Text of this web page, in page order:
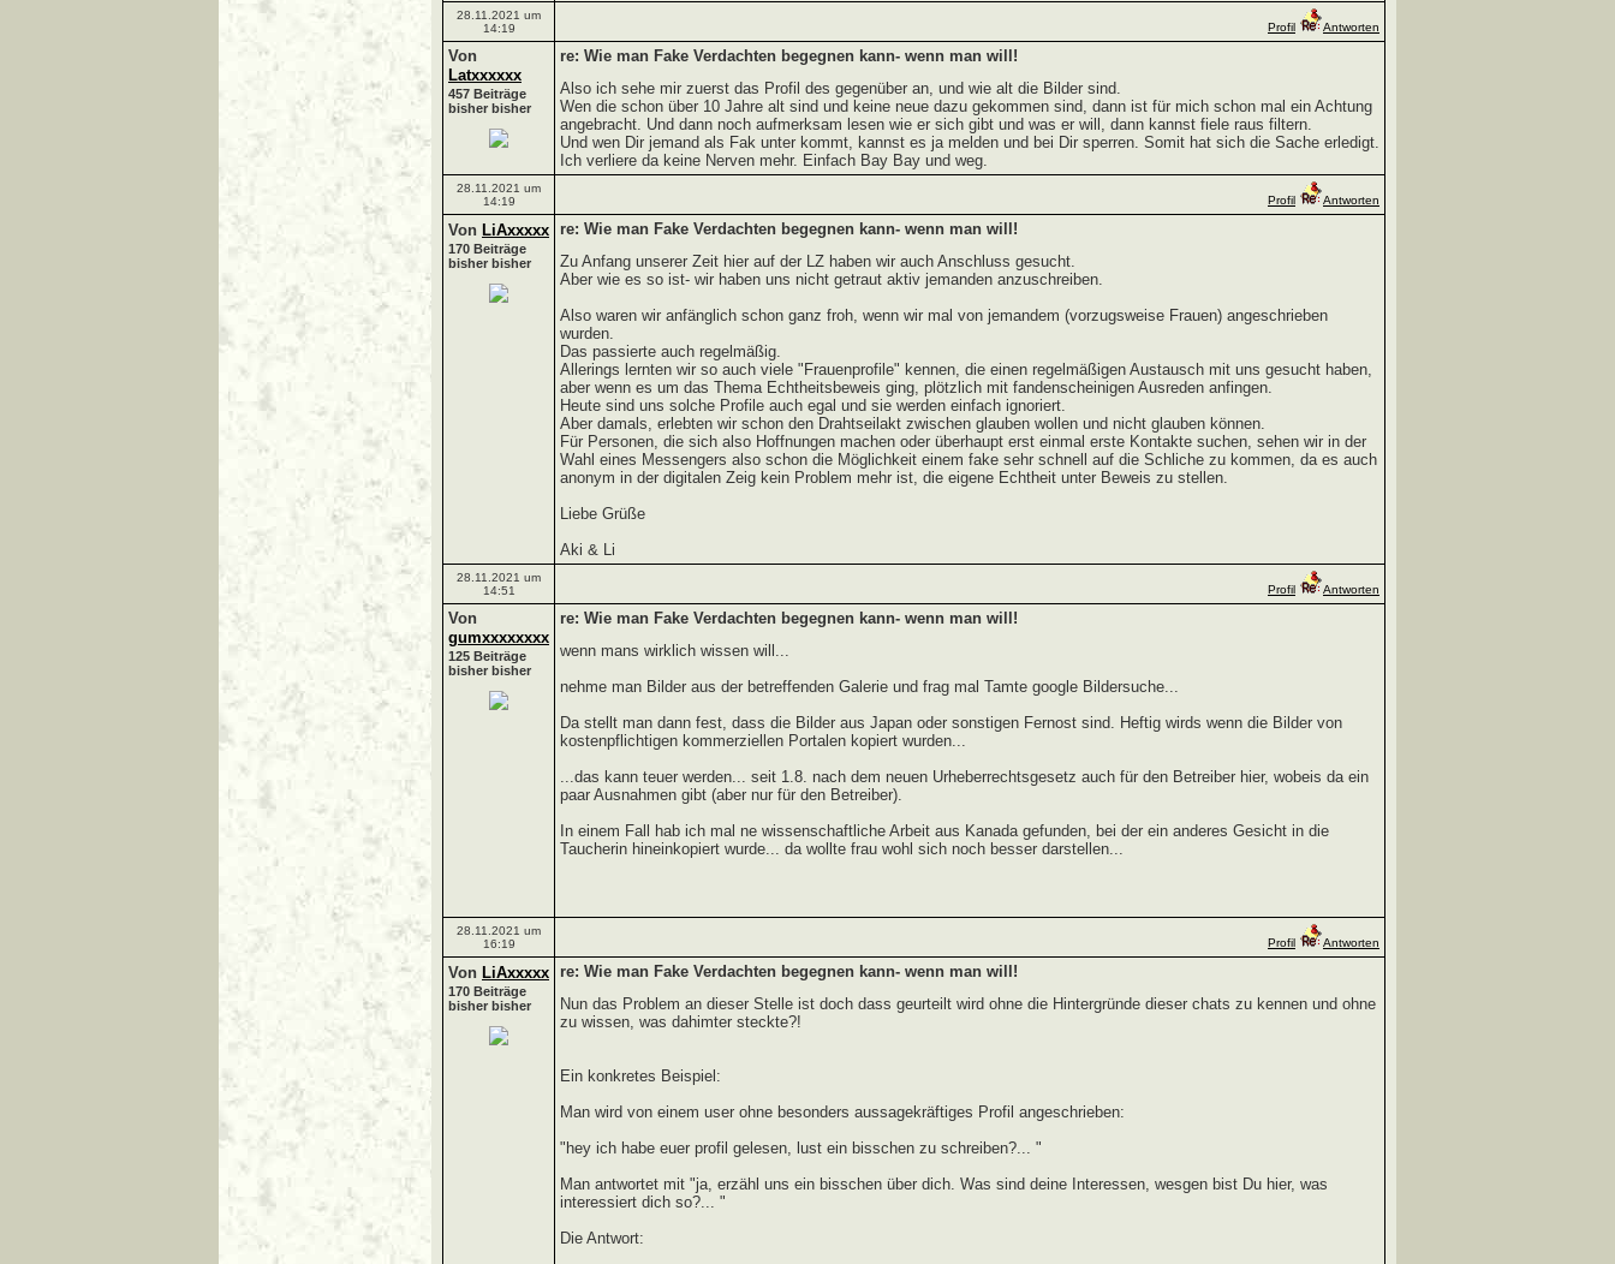
28.11.2021 um
14:19
Profil Antworten
Von
Latxxxxxx
457 Beiträge
bisher bisher
re: Wie man Fake Verdachten begegnen kann- wenn man will!
Also ich sehe mir zuerst das Profil des gegenüber an, und wie alt die Bilder sind.
Wen die schon über 10 Jahre alt sind und keine neue dazu gekommen sind, dann ist für mich schon mal ein Achtung
angebracht. Und dann noch aufmerksam lesen wie er sich gibt und was er will, dann kannst fiele raus filtern.
Und wen Dir jemand als Fak unter kommt, kannst es ja melden und bei Dir sperren. Somit hat sich die Sache erledigt.
Ich verliere da keine Nerven mehr. Einfach Bay Bay und weg.
28.11.2021 um
14:19
Profil Antworten
Von LiAxxxxx
170 Beiträge
bisher bisher
re: Wie man Fake Verdachten begegnen kann- wenn man will!
Zu Anfang unserer Zeit hier auf der LZ haben wir auch Anschluss gesucht.
Aber wie es so ist- wir haben uns nicht getraut aktiv jemanden anzuschreiben.
Also waren wir anfänglich schon ganz froh, wenn wir mal von jemandem (vorzugsweise Frauen) angeschrieben
wurden.
Das passierte auch regelmäßig.
Allerings lernten wir so auch viele "Frauenprofile" kennen, die einen regelmäßigen Austausch mit uns gesucht haben,
aber wenn es um das Thema Echtheitsbeweis ging, plötzlich mit fandenscheinigen Ausreden anfingen.
Heute sind uns solche Profile auch egal und sie werden einfach ignoriert.
Aber damals, erlebten wir schon den Drahtseilakt zwischen glauben wollen und nicht glauben können.
Für Personen, die sich also Hoffnungen machen oder überhaupt erst einmal erste Kontakte suchen, sehen wir in der
Wahl eines Messengers also schon die Möglichkeit einem fake sehr schnell auf die Schliche zu kommen, da es auch
anonym in der digitalen Zeig kein Problem mehr ist, die eigene Echtheit unter Beweis zu stellen.
Liebe Grüße
Aki & Li
28.11.2021 um
14:51
Profil Antworten
Von
gumxxxxxxxx
125 Beiträge
bisher bisher
re: Wie man Fake Verdachten begegnen kann- wenn man will!
wenn mans wirklich wissen will...
nehme man Bilder aus der betreffenden Galerie und frag mal Tamte google Bildersuche...
Da stellt man dann fest, dass die Bilder aus Japan oder sonstigen Fernost sind. Heftig wirds wenn die Bilder von
kostenpflichtigen kommerziellen Portalen kopiert wurden...
...das kann teuer werden... seit 1.8. nach dem neuen Urheberrechtsgesetz auch für den Betreiber hier, wobeis da ein
paar Ausnahmen gibt (aber nur für den Betreiber).
In einem Fall hab ich mal ne wissenschaftliche Arbeit aus Kanada gefunden, bei der ein anderes Gesicht in die
Taucherin hineinkopiert wurde... da wollte frau wohl sich noch besser darstellen...
28.11.2021 um
16:19
Profil Antworten
Von LiAxxxxx
170 Beiträge
bisher bisher
re: Wie man Fake Verdachten begegnen kann- wenn man will!
Nun das Problem an dieser Stelle ist doch dass geurteilt wird ohne die Hintergründe dieser chats zu kennen und ohne
zu wissen, was dahimter steckte?!
Ein konkretes Beispiel:
Man wird von einem user ohne besonders aussagekräftiges Profil angeschrieben:
"hey ich habe euer profil gelesen, lust ein bisschen zu schreiben?... "
Man antwortet mit "ja, erzähl uns ein bisschen über dich. Was sind deine Interessen, wesgen bist Du hier, was
interessiert dich so?... "
Die Antwort: